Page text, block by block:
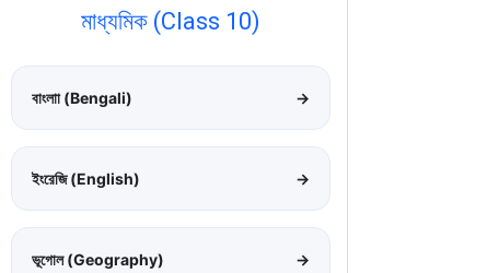
মাধ্যমিক (Class 10)
বাংলাা (Bengali) →
ইংরেজি (English) →
ভূগোল (Geography) →